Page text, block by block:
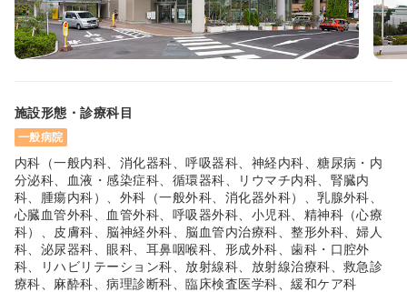
施設形態・診療科目
一般病院
内科（一般内科、消化器科、呼吸器科、神経内科、糖尿病・内
分泌科、血液・感染症科、循環器科、リウマチ内科、腎臓内
科、腫瘍内科）、外科（一般外科、消化器外科）、乳腺外科、
心臓血管外科、血管外科、呼吸器外科、小児科、精神科（心療
科）、皮膚科、脳神経外科、脳血管内治療科、整形外科、婦人
科、泌尿器科、眼科、耳鼻咽喉科、形成外科、歯科・口腔外
科、リハビリテーション科、放射線科、放射線治療科、救急診
療科、麻酔科、病理診断科、臨床検査医学科、緩和ケア科